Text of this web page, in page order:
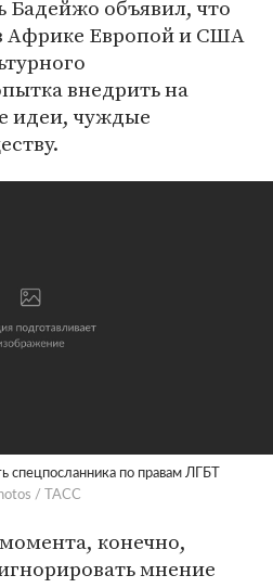
Бадейжо объявил, что
Африке Европой и США
внедрить на
идеи, чуждые
спецпосланника по правам ЛГБТ
/ ТАСС
конечно,
мнение